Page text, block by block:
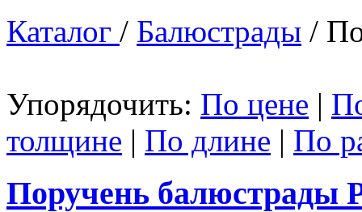
Каталог / Балюстрады /
Упорядочить: По цене |
толщине | По длине | По
Поручень балюстрады